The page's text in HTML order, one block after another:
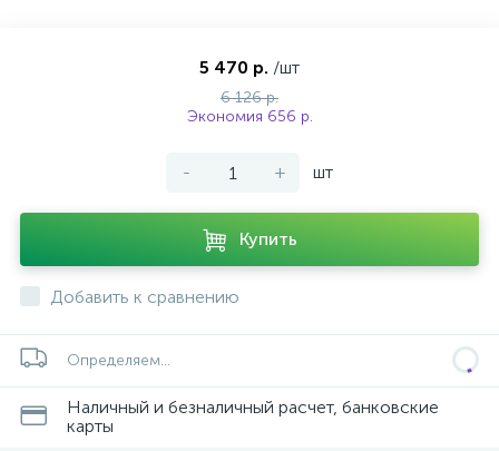
5 470 р. /шт
6 126 р.
Экономия 656 р.
- + шт
Купить
Добавить к сравнению
Определяем...
Наличный и безналичный расчет, банковские
карты